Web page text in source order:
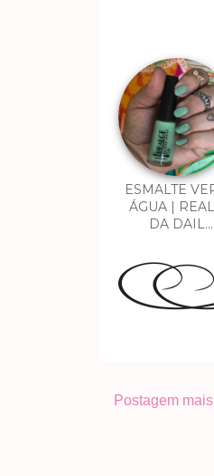
ESMALTE
ÁGUA |
DA DAIL...
Postagem